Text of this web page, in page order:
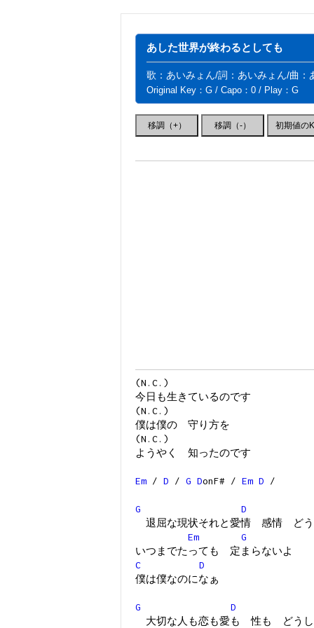
あした世界が終わるとしても
歌：あいみょん/詞：あいみょん/曲：
Original Key：G / Capo：0 / Play：G
(N.C.)
今日も生きているのです
(N.C.)
僕は僕の 守り方を
(N.C.)
ようやく 知ったのです
Em / D / G DonF# / Em D /
G
D
退屈な現状それと愛情 感情 どう
Em
G
いつまでたっても 定まらないよ
C
D
僕は僕なのになぁ
G
D
大切な人も恋も愛も 性も どうし